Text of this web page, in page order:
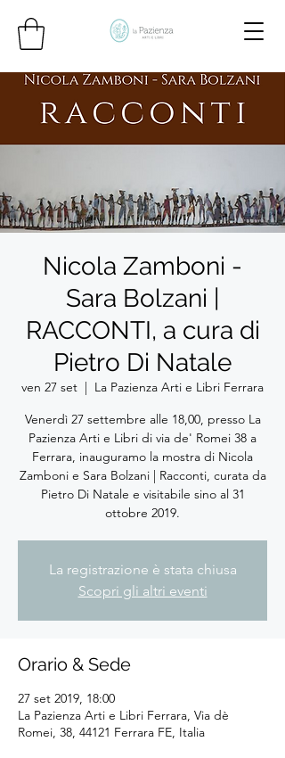
Nicola Zamboni -
Sara Bolzani |
RACCONTI, a cura di
Pietro Di Natale
ven 27 set
  |
La Pazienza Arti e Libri Ferrara
Venerdì 27 settembre alle 18,00, presso La
Pazienza Arti e Libri di via de' Romei 38 a
Ferrara, inauguramo la mostra di Nicola
Zamboni e Sara Bolzani | Racconti, curata da
Pietro Di Natale e visitabile sino al 31
ottobre 2019.
La registrazione è stata chiusa
Scopri gli altri eventi
Orario & Sede
27 set 2019, 18:00
La Pazienza Arti e Libri Ferrara, Via dè
Romei, 38, 44121 Ferrara FE, Italia